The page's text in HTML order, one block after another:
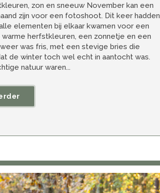
zon en sneeuw November kan een
zijn voor een fotoshoot. Dit keer hadden
elementen bij elkaar kwamen voor een
herfstkleuren, een zonnetje en een
was fris, met een stevige bries die
de winter toch wel echt in aantocht was.
natuur waren...